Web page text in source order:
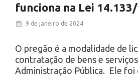
funciona na Lei
9 de janeiro de 2024
O pregão é a modalidade de
contratação de bens e
Administração Pública. Ele